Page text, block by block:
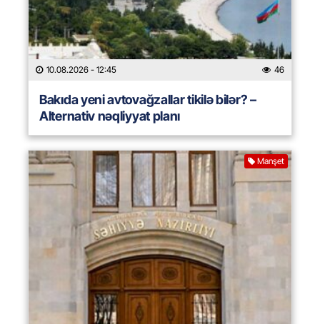
10.08.2026 - 12:45 46
Bakıda yeni avtovağzallar tikilə bilər? –
Alternativ nəqliyyat planı
Manşet